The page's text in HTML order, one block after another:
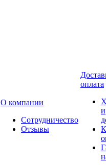
О компании
Сотрудничество
Отзывы
оплата
и